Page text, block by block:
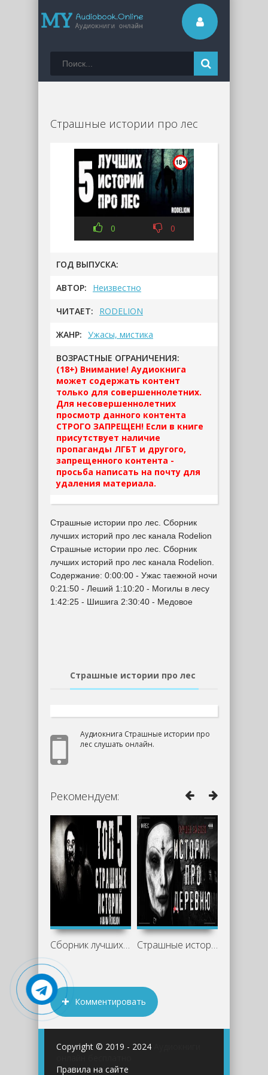
Страшные истории про лес
0 0
ГОД ВЫПУСКА:
АВТОР: Неизвестно
ЧИТАЕТ: RODELION
ЖАНР: Ужасы, мистика
ВОЗРАСТНЫЕ ОГРАНИЧЕНИЯ:
(18+) Внимание! Аудиокнига
может содержать контент
только для совершеннолетних.
Для несовершеннолетних
просмотр данного контента
СТРОГО ЗАПРЕЩЕН! Если в книге
присутствует наличие
пропаганды ЛГБТ и другого,
запрещенного контента -
просьба написать на почту для
удаления материала.
Страшные истории про лес. Сборник
лучших историй про лес канала Rodelion
Страшные истории про лес. Сборник
лучших историй про лес канала Rodelion.
Содержание: 0:00:00​ - Ужас таежной ночи
0:21:50​ - Леший 1:10:20​ - Могилы в лесу
1:42:25​ - Шишига 2:30:40​ - Медовое
Страшные истории про лес
Аудиокнига Страшные истории про
лес слушать онлайн.
Рекомендуем:
Сборник лучших историй про лес, деревню Страшные истории про деревню
Комментировать
Copyright © 2019 - 2024
Правила на сайте